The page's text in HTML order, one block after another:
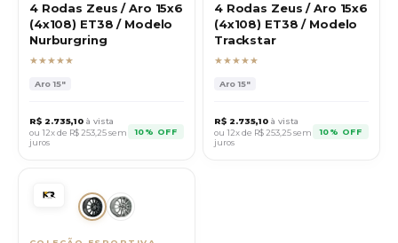
4 Rodas Zeus / Aro 15x6
(4x108) ET38 / Modelo
Nurburgring
★★★★★
Aro15"
R$ 2.735,10 à vista
ou 12x de R$ 253,25sem
juros
10% OFF
4 Rodas Zeus / Aro 15x6
(4x108) ET38 / Modelo
Trackstar
★★★★★
Aro15"
R$ 2.735,10 à vista
ou 12x de R$ 253,25sem
juros
10% OFF